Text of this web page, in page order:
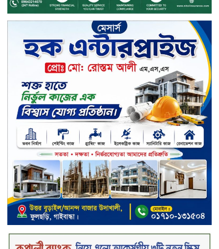
শিক্ষার্থীদের জন্য দারাজে এক্সক্লুসিভ
ডিসকাউন্ট নিয়ে আসছে রিয়েলমি
সি১০০এক্স
পরিবারের কাছে কিশোরের কান্নাজড়িত
কণ্ঠ শোনিয়ে ১২ লাখ টাকা মুক্তিপণ
দাবি, টাকা না পেয়ে শ্বাসরোধে হত্যা—
আলোচিত রাফিজ হত্যা মামলার অন্যতম
আসামি গাজীপুর থেকে গ্রেফতার
নড়াইলে বিএনপির ৬ নেতার
বহিষ্কারাদেশ প্রত্যাহার
দেশজুড়ে কেনাকাটায় সেরা অফার, ব্র্যান্ড
রাশ আওয়ার এবং এক্সক্লুসিভ পেমেন্ট
ডিসকাউন্ট নিয়ে এলো দারাজ ৮.৮ গ্রেট
৮ সেল
টাঙ্গাইল জেলা পরিষদের ২৩লাখ টাকার
অনুদান বিতরণ
ডিজিটাল স্ক্রিন ছেড়ে ফসলের মাঠে